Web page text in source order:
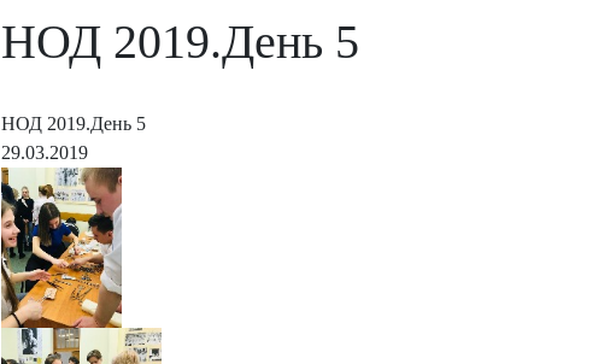
НОД 2019.День 5
НОД 2019.День 5
29.03.2019